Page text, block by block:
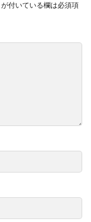
が付いている欄は必須項